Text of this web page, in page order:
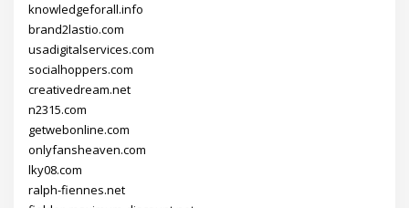
knowledgeforall.info
brand2lastio.com
usadigitalservices.com
socialhoppers.com
creativedream.net
n2315.com
getwebonline.com
onlyfansheaven.com
lky08.com
ralph-fiennes.net